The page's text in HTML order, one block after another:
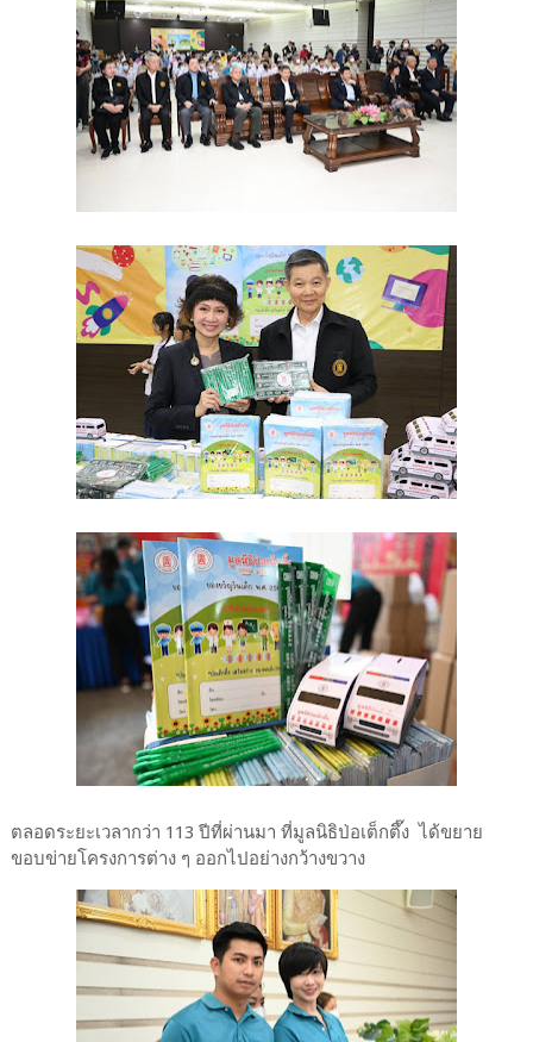
ตลอดระยะเวลากว่า 113 ปีที่ผ่านมา ที่มูลนิธิป่อเต็กตึ๊ง ได้ขยาย
ขอบข่ายโครงการต่าง ๆ ออกไปอย่างกว้างขวาง